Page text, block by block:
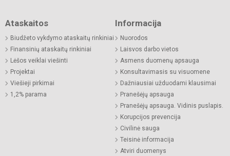
Ataskaitos
Biudžeto vykdymo ataskaitų rinkiniai
Finansinių ataskaitų rinkiniai
Lėšos veiklai viešinti
Projektai
Viešieji pirkimai
1,2% parama
Informacija
Nuorodos
Laisvos darbo vietos
Asmens duomenų apsauga
Konsultavimasis su visuomene
Dažniausiai užduodami klausimai
Pranešėjų apsauga
Pranešėjų apsauga. Vidinis puslapis.
Korupcijos prevencija
Civilinė sauga
Teisinė informacija
Atviri duomenys